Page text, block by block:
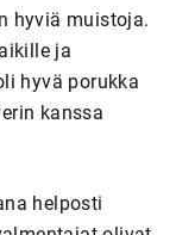
hyviä muistoja.
ja
hyvä porukka
kanssa
helposti